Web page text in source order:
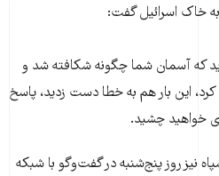
خاک اسرائیل گفت:
«صادق ۲» دیدید که آسمان شما چگونه شکافته شد و
این بار هم به خطا دست زدید، پاسخ
خواهید چشید.
نیز روز پنج‌شنبه در گفت‌وگو با شبکه